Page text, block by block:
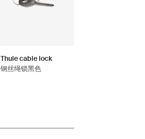
Thule cable lock
钢丝绳锁黑色